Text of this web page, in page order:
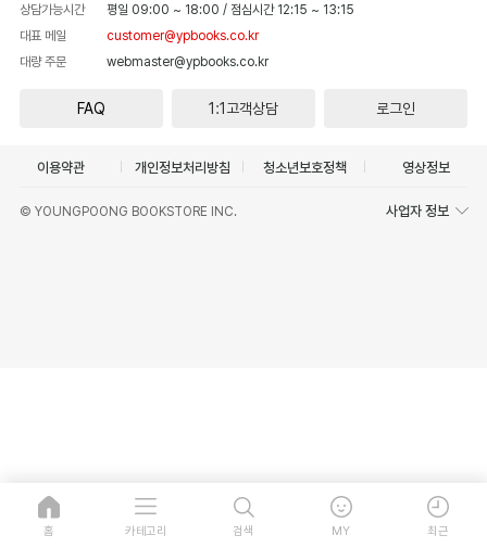
상담가능시간 평일 09:00 ~ 18:00 / 점심시간 12:15 ~ 13:15
대표 메일
customer@ypbooks.co.kr
대량 주문
webmaster@ypbooks.co.kr
FAQ 1:1고객상담 로그인
이용약관 개인정보처리방침 청소년보호정책 영상정보
© YOUNGPOONG BOOKSTORE INC. 사업자 정보
홈 카테고리 검색 MY 최근